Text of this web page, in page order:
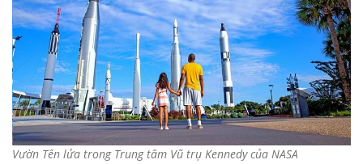
Vườn Tên lửa trong Trung tâm Vũ trụ Kennedy của NASA